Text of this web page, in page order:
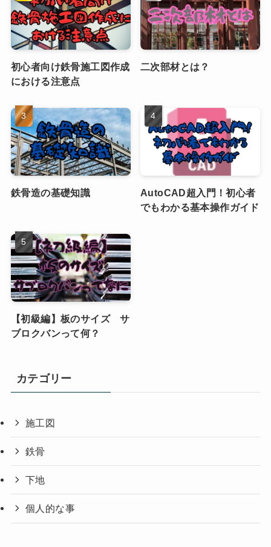
初心者向け鉄骨施工図作成
における注意点
二次部材とは？
鉄骨造の基礎知識
AutoCAD超入門！初心者
でもわかる基本操作ガイド
【初級編】板のサイズ サ
ブロクバンって何？
カテゴリー
施工図
鉄骨
下地
個人的な事